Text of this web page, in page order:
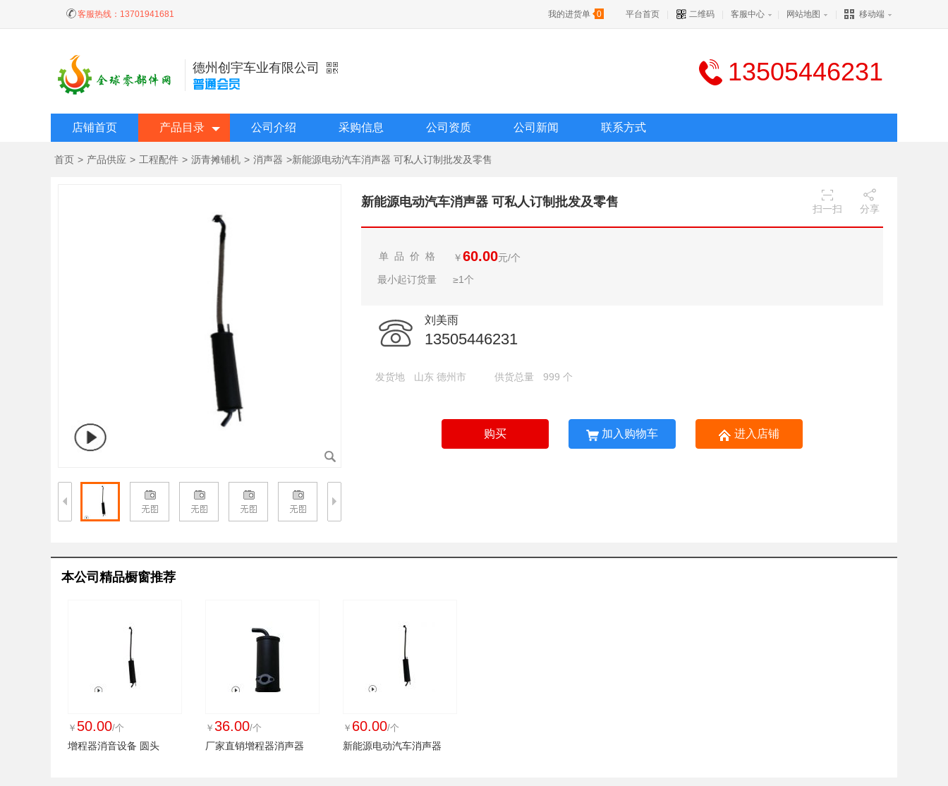
客服热线： 13701941681 我的进货单 0 平台首页 二维码 客服中心 网站地图 移动端
德州创宇车业有限公司 13505446231
店铺首页 产品目录 公司介绍 采购信息 公司资质 公司新闻 联系方式
首页 > 产品供应 > 工程配件 > 沥青摊铺机 > 消声器 >新能源电动汽车消声器 可私人订制批发及零售
新能源电动汽车消声器 可私人订制批发及零售 扫一扫 分享
单 品 价 格
最小起订货量
￥60.00元/个
≥1个
刘美雨
13505446231
发货地 山东 德州市 供货总量 999 个
购买 加入购物车 进入店铺
本公司精品橱窗推荐
￥ 50.00/个
增程器消音设备 圆头
￥ 36.00/个
厂家直销增程器消声器
￥ 60.00/个
新能源电动汽车消声器